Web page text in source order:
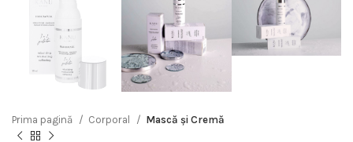
Prima pagină Corporal Mască și Cremă